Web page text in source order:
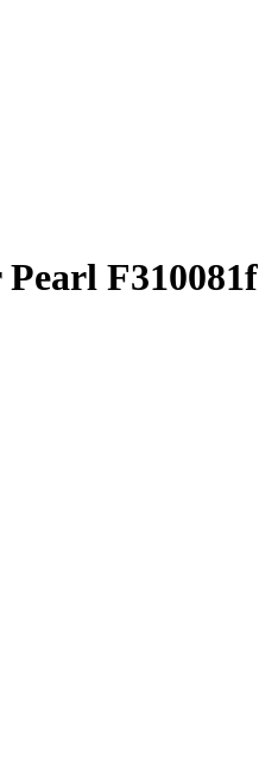
F310081f